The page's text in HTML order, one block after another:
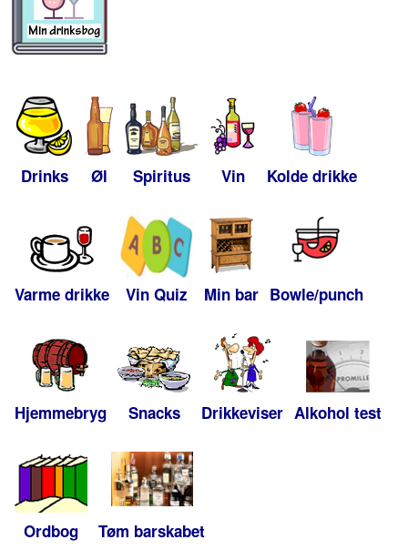
Drinks Øl Spiritus Vin Kolde drikke
Varme drikke Vin Quiz Min bar Bowle/punch
Hjemmebryg Snacks Drikkeviser Alkohol test
Ordbog Tøm barskabet